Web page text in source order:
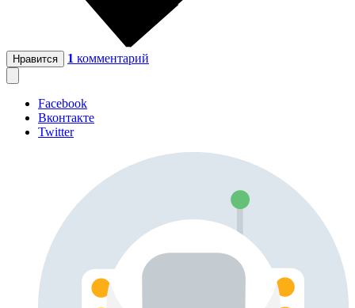
Нравится 1 комментарий
Facebook
Вконтакте
Twitter